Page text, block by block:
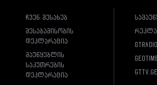
ჩვენ შესახებ
შესაბამისობის
დეკლარაცია
მაუწყებლის
საკუთრების
დეკლარაცია
gttv.ge